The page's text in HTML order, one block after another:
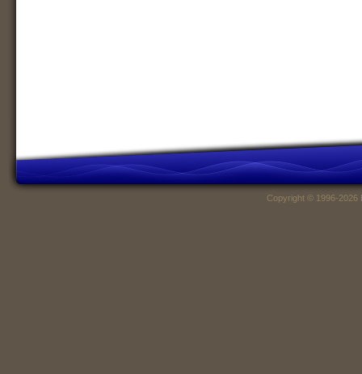
Copyright © 1996-2026